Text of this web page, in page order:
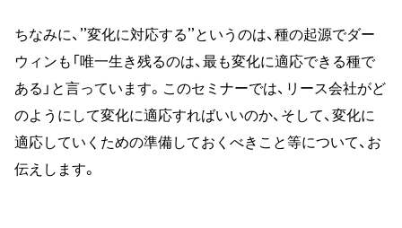
ちなみに、”変化に対応する”というのは、種の起源でダー
ウィンも「唯一生き残るのは、最も変化に適応できる種で
ある」と言っています。このセミナーでは、リース会社がど
のようにして変化に適応すればいいのか、そして、変化に
適応していくための準備しておくべきこと等について、お
伝えします。